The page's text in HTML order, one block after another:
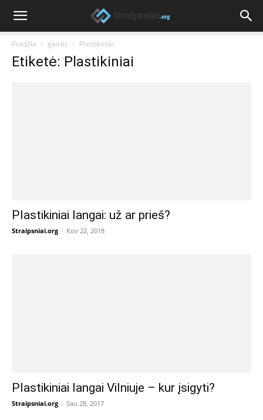
Pradžia gairės Plastikiniai
Etiketė: Plastikiniai
Plastikiniai langai: už ar prieš?
Straipsniai.org - Kov 22, 2018
Plastikiniai langai Vilniuje – kur įsigyti?
Straipsniai.org - Sau 28, 2017